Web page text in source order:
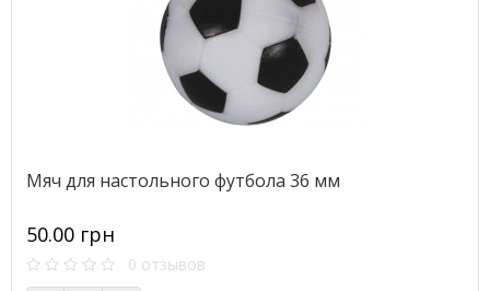
Мяч для настольного футбола 36 мм
50.00 грн
0 отзывов